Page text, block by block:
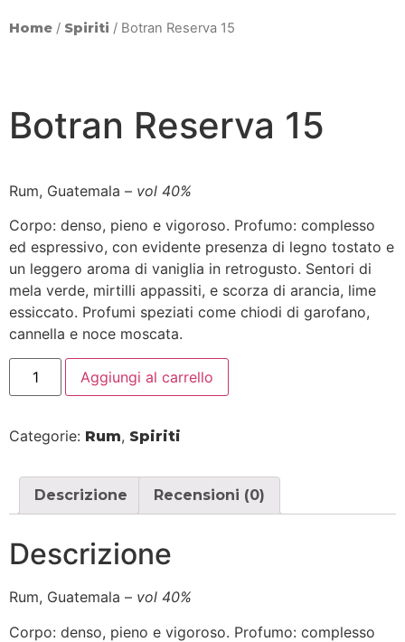
Home / Spiriti / Botran Reserva 15
Botran Reserva 15
Rum, Guatemala – vol 40%
Corpo: denso, pieno e vigoroso. Profumo: complesso
ed espressivo, con evidente presenza di legno tostato e
un leggero aroma di vaniglia in retrogusto. Sentori di
mela verde, mirtilli appassiti, e scorza di arancia, lime
essiccato. Profumi speziati come chiodi di garofano,
cannella e noce moscata.
Aggiungi al carrello
Categorie: Rum, Spiriti
Descrizione Recensioni (0)
Descrizione
Rum, Guatemala – vol 40%
Corpo: denso, pieno e vigoroso. Profumo: complesso